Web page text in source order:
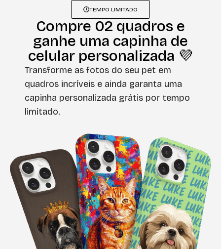
TEMPO LIMITADO
Compre 02 quadros e
ganhe uma capinha de
celular personalizada 💜
Transforme as fotos do seu pet em
quadros incríveis e ainda garanta uma
capinha personalizada grátis por tempo
limitado.